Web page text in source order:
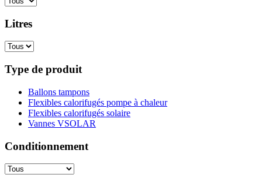
Litres
Type de produit
Ballons tampons
Flexibles calorifugés pompe à chaleur
Flexibles calorifugés solaire
Vannes VSOLAR
Conditionnement